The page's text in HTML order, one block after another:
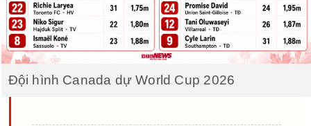
Đội hình Canada dự World Cup 2026